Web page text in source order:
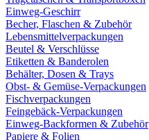
Einweg-Geschirr
Becher, Flaschen & Zubehör
Lebensmittelverpackungen
Beutel & Verschlüsse
Etiketten & Banderolen
Behälter, Dosen & Trays
Obst- & Gemüse-Verpackungen
Fischverpackungen
Feingebäck-Verpackungen
Einweg-Backformen & Zubehör
Papiere & Folien